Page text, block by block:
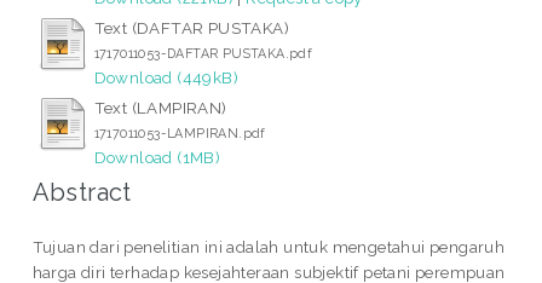
Text (DAFTAR PUSTAKA)
1717011053-DAFTAR PUSTAKA.pdf
Download (449kB)
Text (LAMPIRAN)
1717011053-LAMPIRAN.pdf
Download (1MB)
Abstract
Tujuan dari penelitian ini adalah untuk mengetahui pengaruh
harga diri terhadap kesejahteraan subjektif petani perempuan